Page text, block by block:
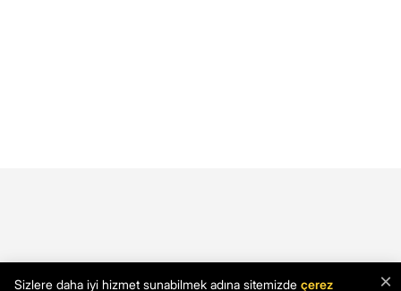
×
Sizlere daha iyi hizmet sunabilmek adına sitemizde çerez